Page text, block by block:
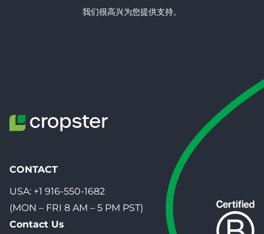
我们很高兴为您提供支持。
CONTACT
USA: +1 916-550-1682
(MON – FRI 8 AM – 5 PM PST)
Contact Us